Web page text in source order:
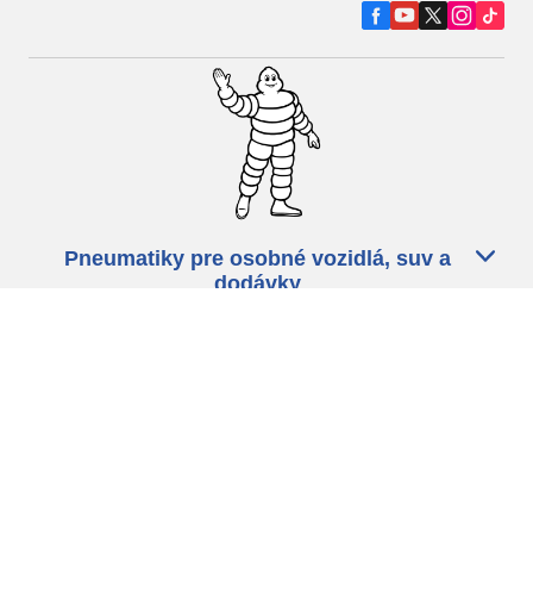
Pneumatiky pre osobné vozidlá, suv a
dodávky